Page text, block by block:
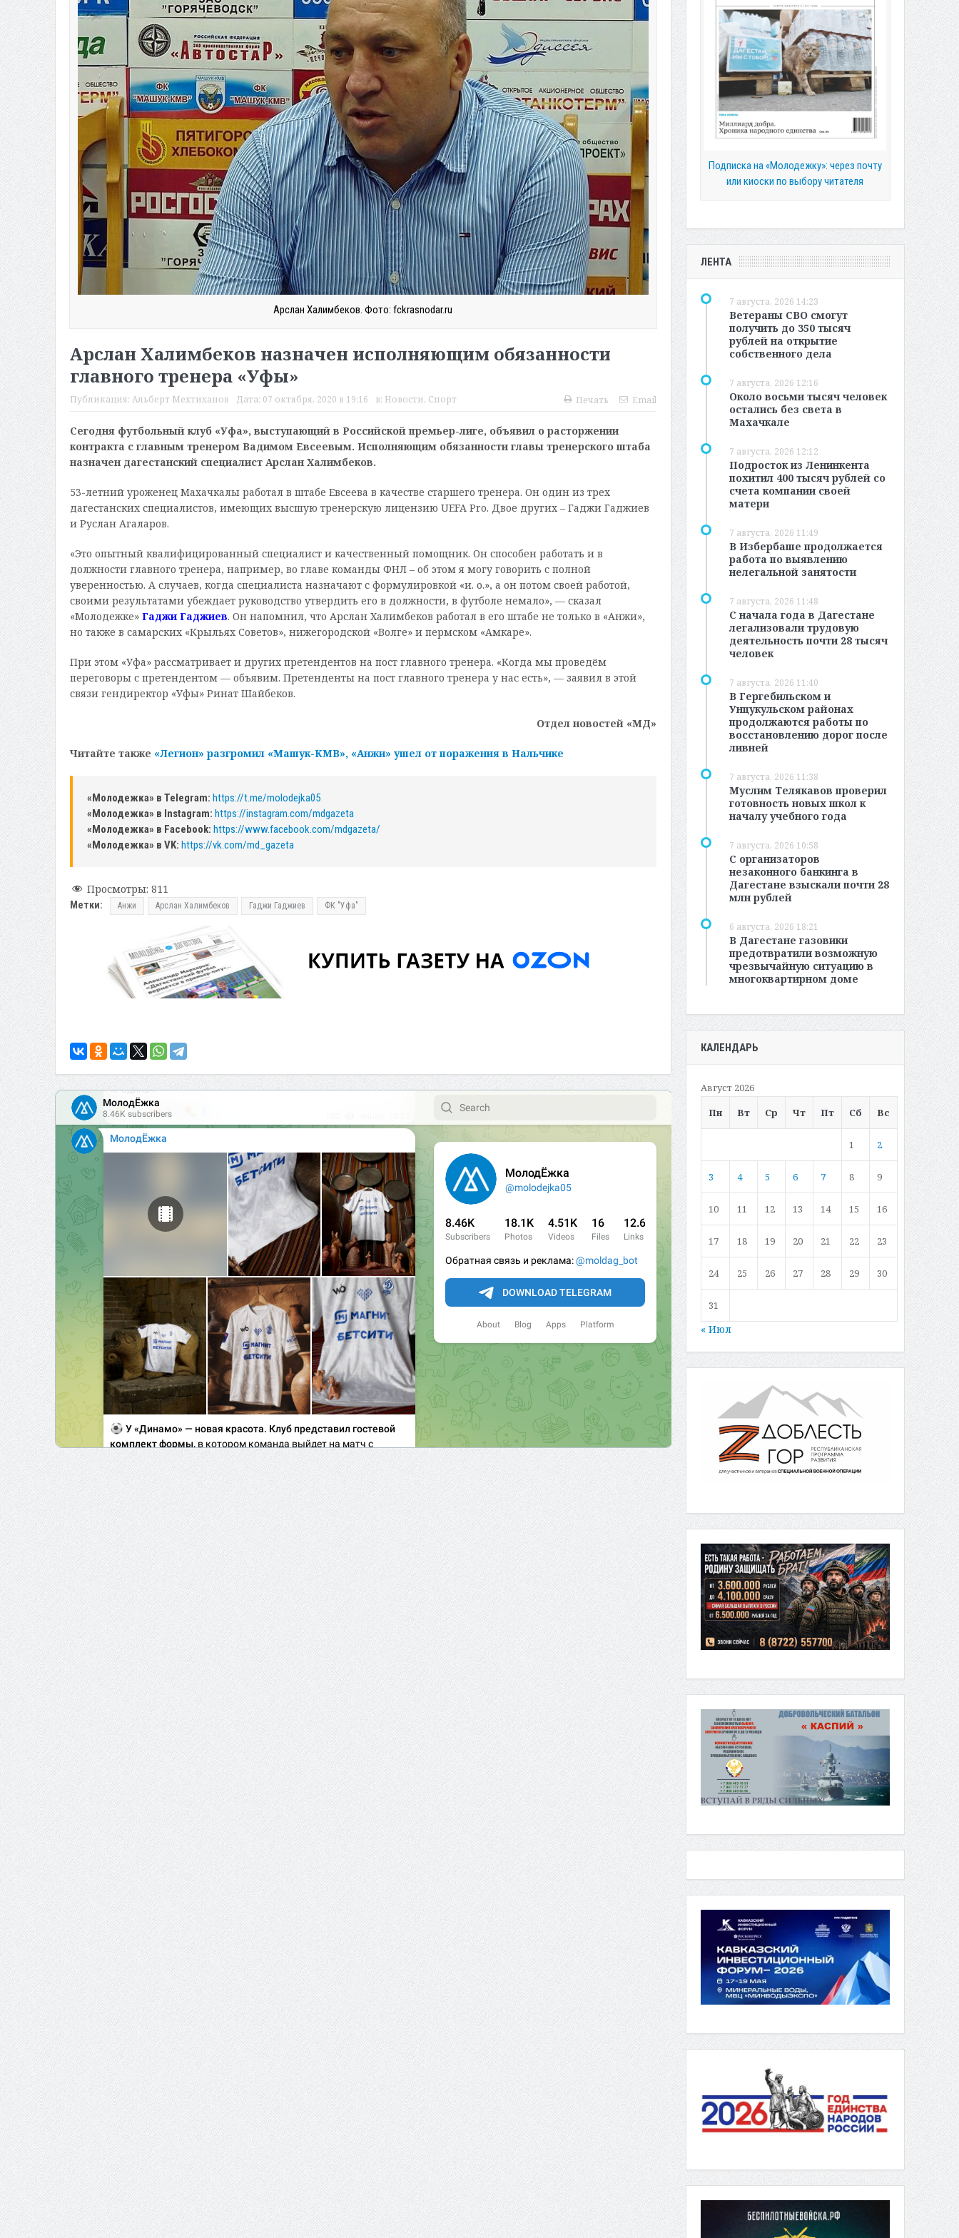
Арслан Халимбеков. Фото: fckrasnodar.ru
Арслан Халимбеков назначен исполняющим обязанности
главного тренера «Уфы»
Публикация: Альберт Мехтиханов Дата: 07 октября, 2020 в 19:16 в: Новости, Спорт Печать Email
Сегодня футбольный клуб «Уфа», выступающий в Российской премьер-лиге, объявил о расторжении
контракта с главным тренером Вадимом Евсеевым. Исполняющим обязанности главы тренерского штаба
назначен дагестанский специалист Арслан Халимбеков.
53-летний уроженец Махачкалы работал в штабе Евсеева в качестве старшего тренера. Он один из трех
дагестанских специалистов, имеющих высшую тренерскую лицензию UEFA Pro. Двое других – Гаджи Гаджиев
и Руслан Агаларов.
«Это опытный квалифицированный специалист и качественный помощник. Он способен работать и в
должности главного тренера, например, во главе команды ФНЛ – об этом я могу говорить с полной
уверенностью. А случаев, когда специалиста назначают с формулировкой «и. о.», а он потом своей работой,
своими результатами убеждает руководство утвердить его в должности, в футболе немало», — сказал
«Молодежке» Гаджи Гаджиев. Он напомнил, что Арслан Халимбеков работал в его штабе не только в «Анжи»,
но также в самарских «Крыльях Советов», нижегородской «Волге» и пермском «Амкаре».
При этом «Уфа» рассматривает и других претендентов на пост главного тренера. «Когда мы проведём
переговоры с претендентом — объявим. Претенденты на пост главного тренера у нас есть», — заявил в этой
связи гендиректор «Уфы» Ринат Шайбеков.
Отдел новостей «МД»
Читайте также «Легион» разгромил «Машук-КМВ», «Анжи» ушел от поражения в Нальчике
«Молодежка» в Telegram: https://t.me/molodejka05
«Молодежка» в Instagram: https://instagram.com/mdgazeta
«Молодежка» в Facebook: https://www.facebook.com/mdgazeta/
«Молодежка» в VK: https://vk.com/md_gazeta
Просмотры: 811
Метки: Анжи Арслан Халимбеков Гаджи Гаджиев ФК "Уфа"
Подписка на «Молодежку»: через почту
или киоски по выбору читателя
ЛЕНТА
7 августа, 2026 14:23
Ветераны СВО смогут
получить до 350 тысяч
рублей на открытие
собственного дела
7 августа, 2026 12:16
Около восьми тысяч человек
остались без света в
Махачкале
7 августа, 2026 12:12
Подросток из Ленинкента
похитил 400 тысяч рублей со
счета компании своей
матери
7 августа, 2026 11:49
В Избербаше продолжается
работа по выявлению
нелегальной занятости
7 августа, 2026 11:48
С начала года в Дагестане
легализовали трудовую
деятельность почти 28 тысяч
человек
7 августа, 2026 11:40
В Гергебильском и
Унцукульском районах
продолжаются работы по
восстановлению дорог после
ливней
7 августа, 2026 11:38
Муслим Телякавов проверил
готовность новых школ к
началу учебного года
7 августа, 2026 10:58
С организаторов
незаконного банкинга в
Дагестане взыскали почти 28
млн рублей
6 августа, 2026 18:21
В Дагестане газовики
предотвратили возможную
чрезвычайную ситуацию в
многоквартирном доме
КАЛЕНДАРЬ
Август 2026
Пн
Вт Ср Чт Пт Сб Вс
1 2
3 4 5 6 7 8 9
10 11 12 13 14 15 16
17 18 19 20 21 22 23
24 25 26 27 28 29 30
31
« Июл